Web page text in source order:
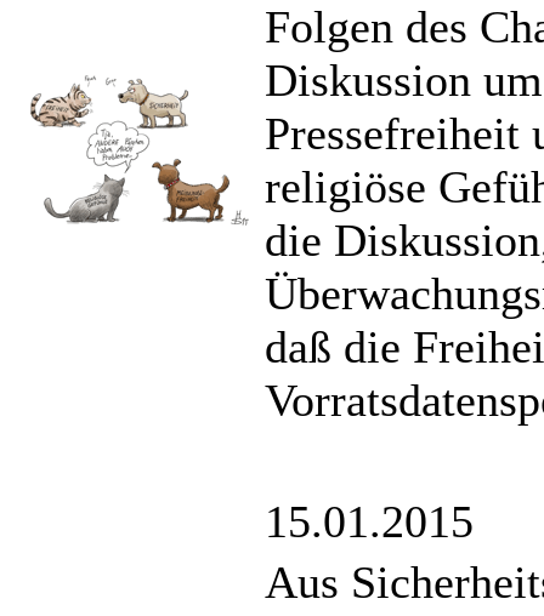
Folgen des
Diskussion
Pressefreiheit
religiöse
die
daß die
15.01.2015
Aus